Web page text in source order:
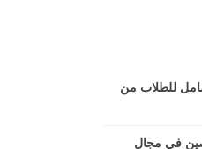
للطلاب من
في مجال